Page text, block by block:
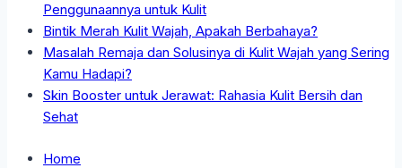
Penggunaannya untuk Kulit
Bintik Merah Kulit Wajah, Apakah Berbahaya?
Masalah Remaja dan Solusinya di Kulit Wajah yang Sering
Kamu Hadapi?
Skin Booster untuk Jerawat: Rahasia Kulit Bersih dan
Sehat
Home